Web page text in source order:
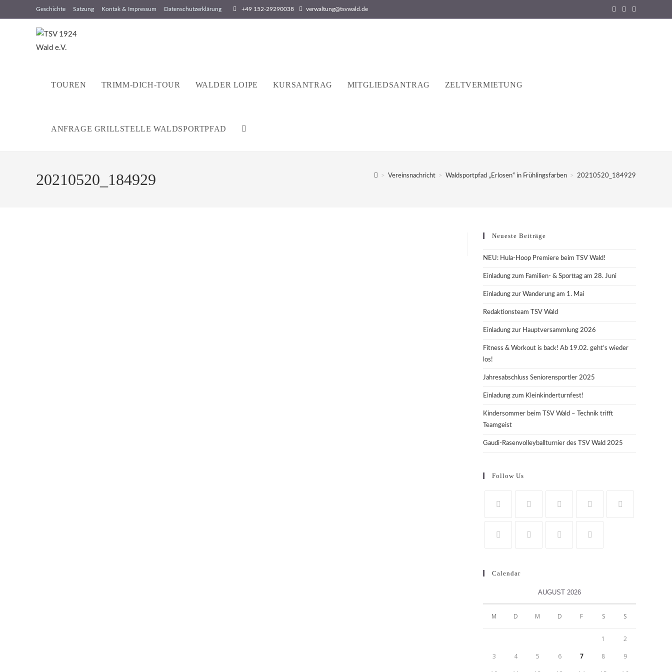
Inhalt
Geschichte Satzung Kontak & Impressum Datenschutzerklärung +49 152-29290038 verwaltung@tsvwald.de
TOUREN TRIMM-DICH-TOUR WALDER LOIPE KURSANTRAG MITGLIEDSANTRAG ZELTVERMIETUNG
ANFRAGE GRILLSTELLE WALDSPORTPFAD
20210520_184929 > Vereinsnachricht > Waldsportpfad „Erlosen“ in Frühlingsfarben > 20210520_184929
Neueste Beiträge
NEU: Hula-Hoop Premiere beim TSV Wald!
Einladung zum Familien- & Sporttag am 28. Juni
Einladung zur Wanderung am 1. Mai
Redaktionsteam TSV Wald
Einladung zur Hauptversammlung 2026
Fitness & Workout is back! Ab 19.02. geht’s wieder
los!
Jahresabschluss Seniorensportler 2025
Einladung zum Kleinkinderturnfest!
Kindersommer beim TSV Wald – Technik trifft
Teamgeist
Gaudi-Rasenvolleyballturnier des TSV Wald 2025
Follow Us
Calendar
AUGUST 2026
M D M D F S S
1 2
3 4 5 6 7 8 9